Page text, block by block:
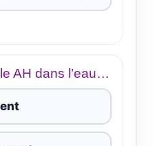
AH dans l’eau…